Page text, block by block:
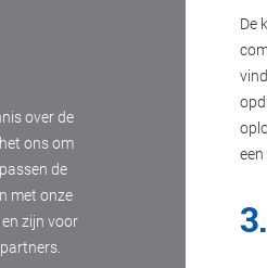
over de
ons om
de
met onze
zijn voor
De